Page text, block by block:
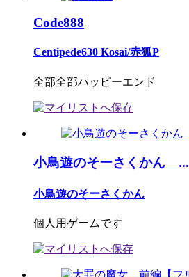
Code888
Centipede630 Kosai/赤狐P
全部全部ハッピーエンド
小鳥遊のそーさくかん ...
小鳥遊のそーさくかん
個人用ゲームです